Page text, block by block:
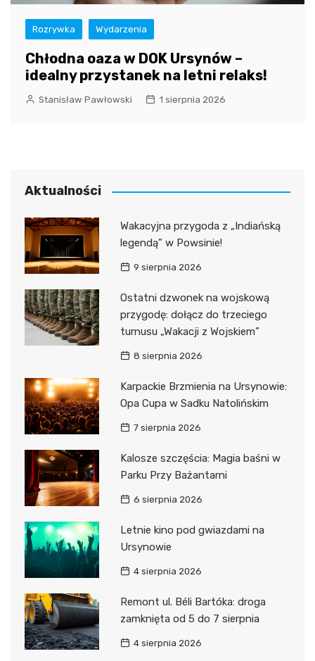
Rozrywka Wydarzenia
Chłodna oaza w DOK Ursynów –
idealny przystanek na letni relaks!
Stanisław Pawłowski 1 sierpnia 2026
Aktualności
Wakacyjna przygoda z „Indiańską
legendą” w Powsinie!
9 sierpnia 2026
Ostatni dzwonek na wojskową
przygodę: dołącz do trzeciego
turnusu „Wakacji z Wojskiem”
8 sierpnia 2026
Karpackie Brzmienia na Ursynowie:
Opa Cupa w Sadku Natolińskim
7 sierpnia 2026
Kalosze szczęścia: Magia baśni w
Parku Przy Bażantarni
6 sierpnia 2026
Letnie kino pod gwiazdami na
Ursynowie
4 sierpnia 2026
Remont ul. Béli Bartóka: droga
zamknięta od 5 do 7 sierpnia
4 sierpnia 2026